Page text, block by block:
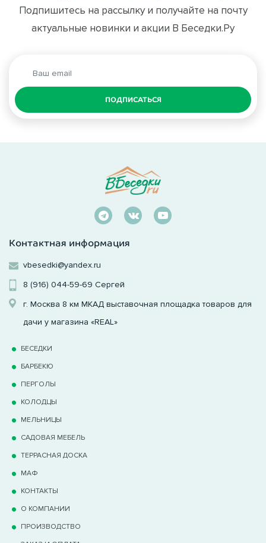
Подпишитесь на рассылку и получайте на почту
актуальные новинки и акции В Беседки.Ру
ПОДПИСАТЬСЯ
Контактная информация
vbesedki@yandex.ru
8 (916) 044-59-69 Сергей
г. Москва 8 км МКАД выставочная площадка товаров для
дачи у магазина «REAL»
БЕСЕДКИ
БАРБЕКЮ
ПЕРГОЛЫ
КОЛОДЦЫ
МЕЛЬНИЦЫ
САДОВАЯ МЕБЕЛЬ
ТЕРРАCНАЯ ДОСКА
МАФ
КОНТАКТЫ
О КОМПАНИИ
ПРОИЗВОДСТВО